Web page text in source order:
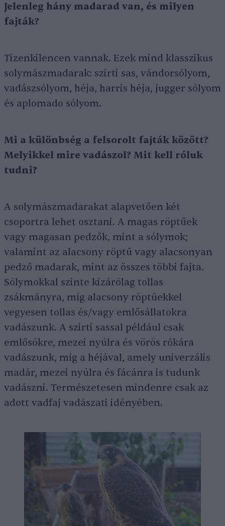
Jelenleg hány madarad van, és milyen
fajták?
Tizenkilencen vannak. Ezek mind klasszikus
solymászmadarak: szirti sas, vándorsólyom,
vadászsólyom, héja, harris héja, jugger sólyom
és aplomado sólyom.
Mi a különbség a felsorolt fajták között?
Melyikkel mire vadászol? Mit kell róluk
tudni?
A solymászmadarakat alapvetően két
csoportra lehet osztani. A magas röptűek
vagy magasan pedzők, mint a sólymok;
valamint az alacsony röptű vagy alacsonyan
pedző madarak, mint az összes többi fajta.
Sólymokkal szinte kizárólag tollas
zsákmányra, míg alacsony röptűekkel
vegyesen tollas és/vagy emlősállatokra
vadászunk. A szirti sassal például csak
emlősökre, mezei nyúlra és vörös rókára
vadászunk, míg a héjával, amely univerzális
madár, mezei nyúlra és fácánra is tudunk
vadászni. Természetesen mindenre csak az
adott vadfaj vadászati idényében.